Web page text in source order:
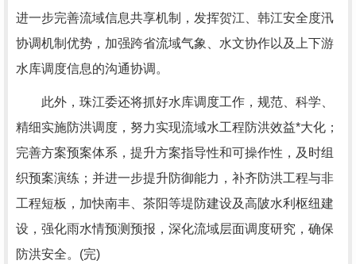
进一步完善流域信息共享机制，发挥贺江、韩江安全度汛
协调机制优势，加强跨省流域气象、水文协作以及上下游
水库调度信息的沟通协调。
此外，珠江委还将抓好水库调度工作，规范、科学、
精细实施防洪调度，努力实现流域水工程防洪效益*大化；
完善方案预案体系，提升方案指导性和可操作性，及时组
织预案演练；并进一步提升防御能力，补齐防洪工程与非
工程短板，加快南丰、茶阳等堤防建设及高陂水利枢纽建
设，强化雨水情预测预报，深化流域层面调度研究，确保
防洪安全。(完)